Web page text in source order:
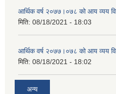
आर्थिक वर्ष २०७७।०७८ को आय व्यय
मिति: 08/18/2021 - 18:03
आर्थिक वर्ष २०७७।०७८ को आय व्यय
मिति: 08/18/2021 - 18:02
अन्य